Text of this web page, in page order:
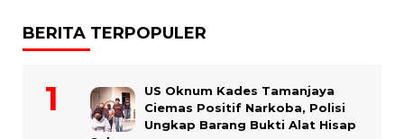
BERITA TERPOPULER
US Oknum Kades Tamanjaya
Ciemas Positif Narkoba, Polisi
Ungkap Barang Bukti Alat Hisap